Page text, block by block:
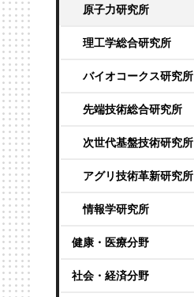
原子力研究所
理工学総合研究所
バイオコークス研究所
先端技術総合研究所
次世代基盤技術研究所
アグリ技術革新研究所
情報学研究所
健康・医療分野
社会・経済分野